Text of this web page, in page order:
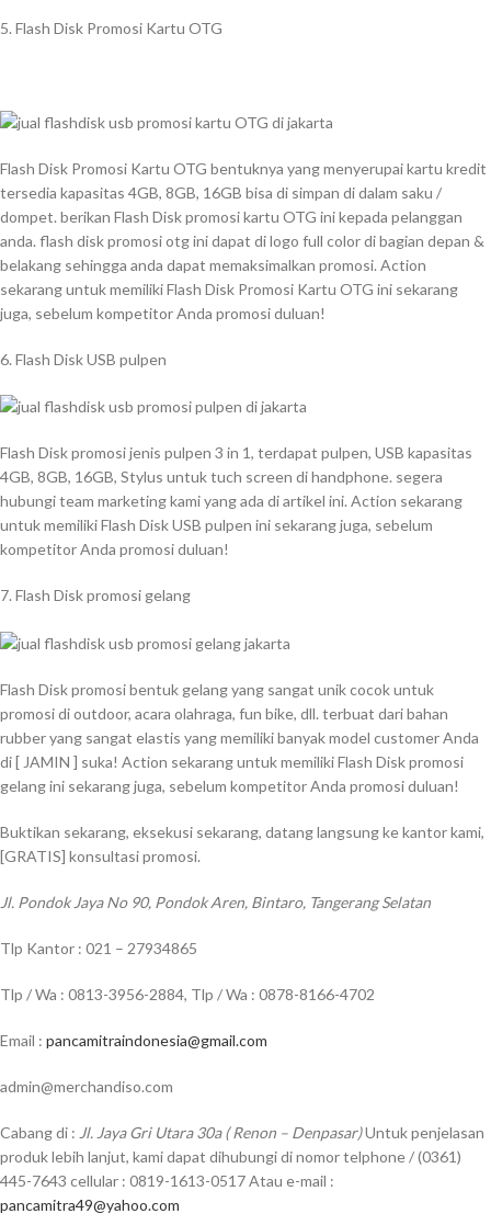
5. Flash Disk Promosi Kartu OTG
Flash Disk Promosi Kartu OTG bentuknya yang menyerupai kartu kredit
tersedia kapasitas 4GB, 8GB, 16GB bisa di simpan di dalam saku /
dompet. berikan Flash Disk promosi kartu OTG ini kepada pelanggan
anda. flash disk promosi otg ini dapat di logo full color di bagian depan &
belakang sehingga anda dapat memaksimalkan promosi. Action
sekarang untuk memiliki Flash Disk Promosi Kartu OTG ini sekarang
juga, sebelum kompetitor Anda promosi duluan!
6. Flash Disk USB pulpen
Flash Disk promosi jenis pulpen 3 in 1, terdapat pulpen, USB kapasitas
4GB, 8GB, 16GB, Stylus untuk tuch screen di handphone. segera
hubungi team marketing kami yang ada di artikel ini. Action sekarang
untuk memiliki Flash Disk USB pulpen ini sekarang juga, sebelum
kompetitor Anda promosi duluan!
7. Flash Disk promosi gelang
Flash Disk promosi bentuk gelang yang sangat unik cocok untuk
promosi di outdoor, acara olahraga, fun bike, dll. terbuat dari bahan
rubber yang sangat elastis yang memiliki banyak model customer Anda
di [ JAMIN ] suka! Action sekarang untuk memiliki Flash Disk promosi
gelang ini sekarang juga, sebelum kompetitor Anda promosi duluan!
Buktikan sekarang, eksekusi sekarang, datang langsung ke kantor kami,
[GRATIS] konsultasi promosi.
Jl. Pondok Jaya No 90, Pondok Aren, Bintaro, Tangerang Selatan
Tlp Kantor : 021 – 27934865
Tlp / Wa : 0813-3956-2884, Tlp / Wa : 0878-8166-4702
Email : pancamitraindonesia@gmail.com
admin@merchandiso.com
Cabang di : Jl. Jaya Gri Utara 30a ( Renon – Denpasar)Untuk penjelasan
produk lebih lanjut, kami dapat dihubungi di nomor telphone / (0361)
445-7643 cellular : 0819-1613-0517 Atau e-mail :
pancamitra49@yahoo.com